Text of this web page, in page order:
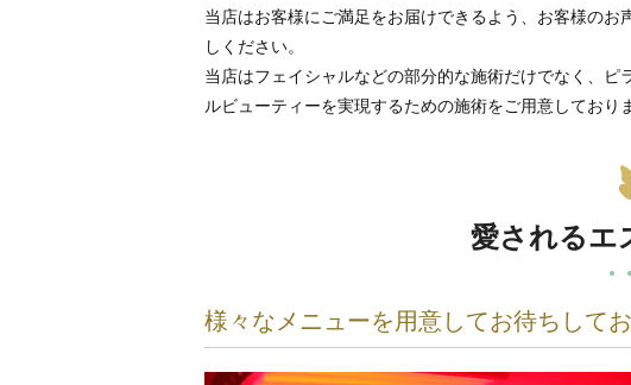
当店はお客様にご満足をお届けできるよう、お客様の
しください。
当店はフェイシャルなどの部分的な施術だけでなく、
ルビューティーを実現するための施術をご用意しており
愛されるエ
様々なメニューを用意してお待ちして